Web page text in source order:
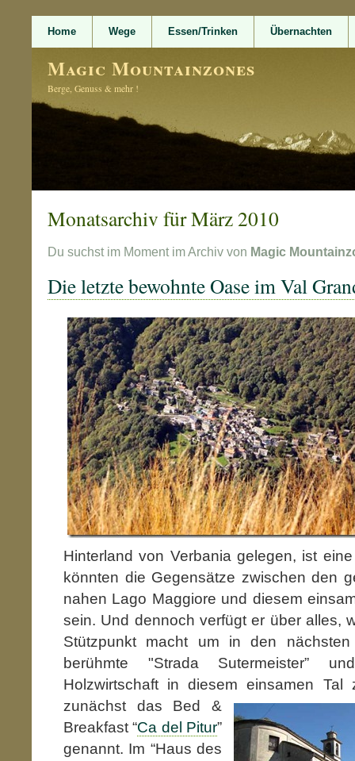
Home Wege Essen/Trinken Übernachten
Magic Mountainzones
Berge, Genuss & mehr !
Monatsarchiv für März 2010
Du suchst im Moment im Archiv von Magic
Die letzte bewohnte Oase im Val
Hinterland von Verbania gelegen, ist
könnten die Gegensätze zwischen den
nahen Lago Maggiore und diesem
sein. Und dennoch verfügt er über alles,
Stützpunkt macht um in den
berühmte "Strada Sutermeister”
Holzwirtschaft in diesem einsamen
zunächst das Bed &
Breakfast “Ca del Pitur”
genannt. Im “Haus des